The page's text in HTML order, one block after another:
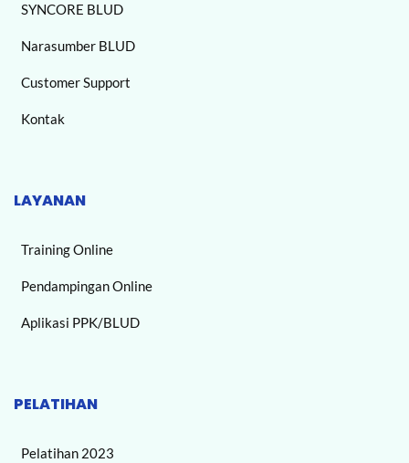
SYNCORE BLUD
Narasumber BLUD
Customer Support
Kontak
LAYANAN
Training Online
Pendampingan Online
Aplikasi PPK/BLUD
PELATIHAN
Pelatihan 2023